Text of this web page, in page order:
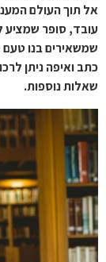
אל תוך העולם
עובד, סופר שמציע
שמשאירים בנו טעם
כתב ואיפה ניתן
שאלות נוספות.